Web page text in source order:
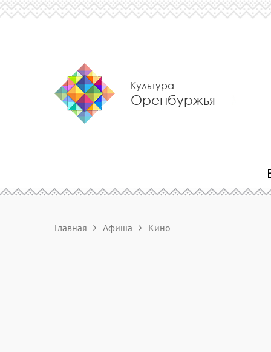
Культура
Оренбуржья
Главная Афиша Кино